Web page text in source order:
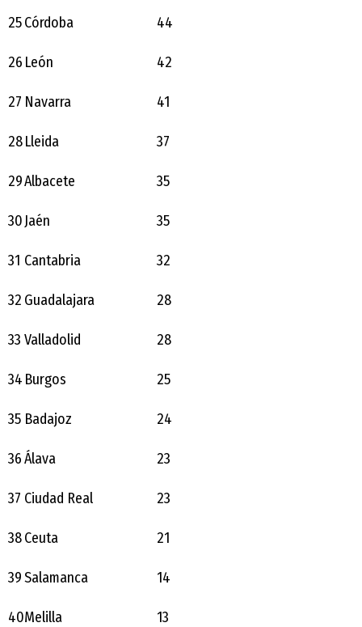
25Córdoba 44
26 León 42
27 Navarra 41
28Lleida 37
29Albacete 35
30Jaén 35
31 Cantabria 32
32 Guadalajara 28
33 Valladolid 28
34 Burgos 25
35 Badajoz 24
36Álava 23
37 Ciudad Real 23
38Ceuta 21
39Salamanca 14
40Melilla 13